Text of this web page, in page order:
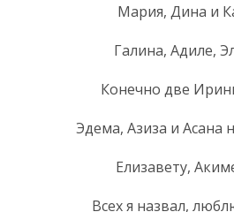
Мария, Дина и
Галина, Адиле,
Конечно две
Эдема, Азиза и Асана
Елизавету,
Всех я назвал,